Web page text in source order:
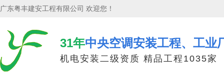
广东粤丰建安工程有限公司 欢迎您！
31年中央空调安装工程、工业
机电安装二级资质 精品工程1035家